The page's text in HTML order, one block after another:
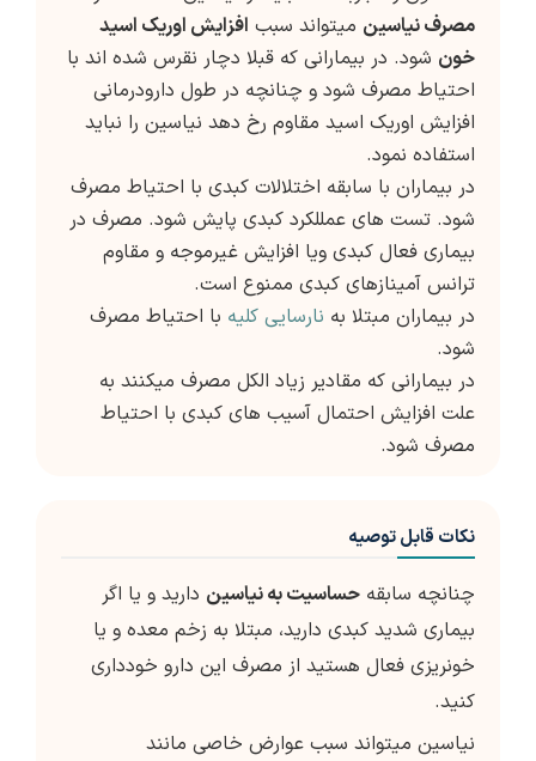
مصرف نیاسین میتواند سبب افزایش اوریک اسید
خون شود. در بیمارانی که قبلا دچار نقرس شده اند با
احتیاط مصرف شود و چنانچه در طول دارودرمانی
افزایش اوریک اسید مقاوم رخ دهد نیاسین را نباید
استفاده نمود.
در بیماران با سابقه اختلالات کبدی با احتیاط مصرف
شود. تست های عمللکرد کبدی پایش شود. مصرف در
بیماری فعال کبدی ویا افزایش غیرموجه و مقاوم
ترانس آمینازهای کبدی ممنوع است.
در بیماران مبتلا به نارسایی کلیه با احتیاط مصرف
شود.
در بیمارانی که مقادیر زیاد الکل مصرف میکنند به
علت افزایش احتمال آسیب های کبدی با احتیاط
مصرف شود.
نکات قابل توصیه
چنانچه سابقه حساسیت به نیاسین دارید و یا اگر
بیماری شدید کبدی دارید، مبتلا به زخم معده و یا
خونریزی فعال هستید از مصرف این دارو خودداری
کنید.
نیاسین میتواند سبب عوارض خاصی مانند